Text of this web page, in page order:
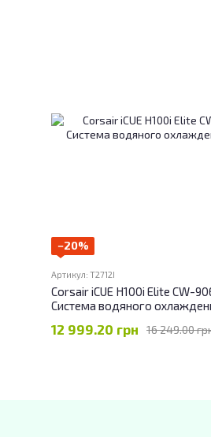
−20%
Артикул: T2712I
Corsair iCUE H100i Elite CW-
Система водяного
16 249.00
12 999.20 грн